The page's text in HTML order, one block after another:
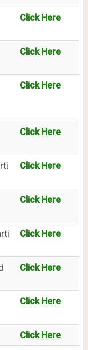
Click Here
Click Here
Click Here
Click Here
Click Here
Click Here
Click Here
Click Here
Click Here
Click Here